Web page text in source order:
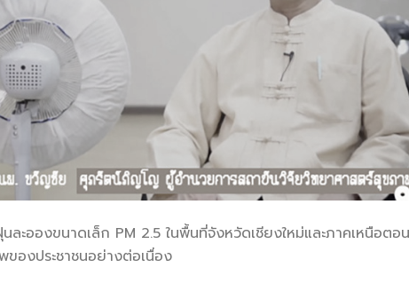
อองขนาดเล็ก PM 2.5 ในพื้นที่จังหวัดเชียงใหม่และภาคเหนือตอ
องประชาชนอย่างต่อเนื่อง